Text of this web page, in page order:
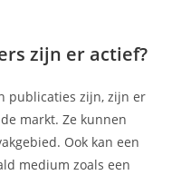
zijn er actief?
publicaties zijn, zijn er
markt. Ze kunnen
Ook kan een
medium zoals een